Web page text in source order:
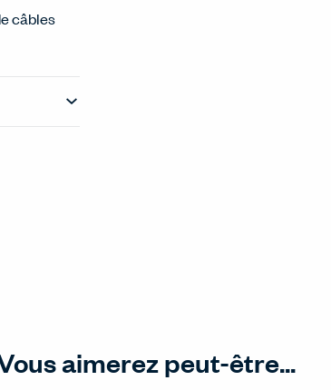
câbles
aimerez peut-être...